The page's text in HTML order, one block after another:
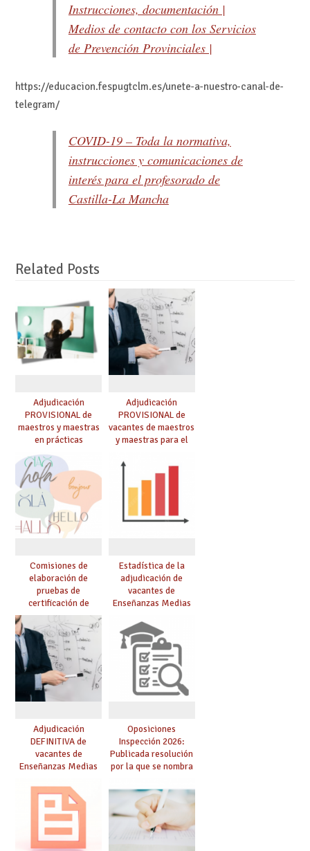
Instrucciones, documentación |
Medios de contacto con los Servicios
de Prevención Provinciales |
https://educacion.fespugtclm.es/unete-a-nuestro-canal-de-
telegram/
COVID-19 – Toda la normativa,
instrucciones y comunicaciones de
interés para el profesorado de
Castilla-La Mancha
Related Posts
Adjudicación
PROVISIONAL de
maestros y maestras
en prácticas
Adjudicación
PROVISIONAL de
vacantes de maestros
y maestras para el
Comisiones de
elaboración de
pruebas de
certificación de
competencia
lingüística: publicada
resolución definitiva
Estadística de la
adjudicación de
vacantes de
Enseñanzas Medias
Adjudicación
DEFINITIVA de
vacantes de
Enseñanzas Medias
Oposiciones
Inspección 2026:
Publicada resolución
por la que se nombra
prácticas, se regulan
dichas prácticas y se
convoca acto público
de adjudicación